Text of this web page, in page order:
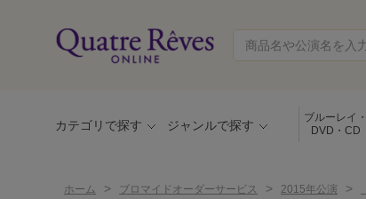
カテゴリで探す ジャンルで探す
ブルーレイ・
DVD・CD
ホーム > ブロマイドオーダーサービス > 2015年公演 >